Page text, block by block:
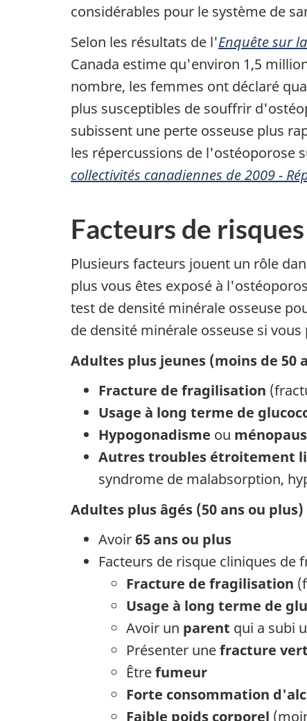
considérables pour le système de
Selon les résultats de l'Enquête sur
Canada estime qu'environ 1,5
nombre, les femmes ont déclaré
plus susceptibles de souffrir
subissent une perte osseuse plus
les répercussions de l'ostéoporose
collectivités canadiennes de 2009 -
Facteurs de
Plusieurs facteurs jouent un rôle
plus vous êtes exposé à
test de densité minérale osseuse
de densité minérale osseuse si
Adultes plus jeunes (moins de 50
Fracture de fragilisation
Usage à long terme de
Hypogonadisme ou
Autres troubles étroitement
syndrome de malabsorption,
Adultes plus âgés (50 ans ou plus)
Avoir65 ans ou plus
Facteurs de risque cliniques de
Fracture de fragilisation
Usage à long terme de
Avoir un parent qui a subi
Présenter unefracture
Êtrefumeur
Forte consommation
Faible poids corporel